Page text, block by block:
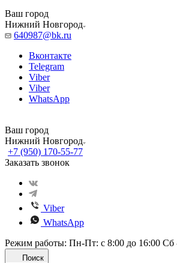
Ваш город
Нижний Новгород
640987@bk.ru
Вконтакте
Telegram
Viber
Viber
WhatsApp
Ваш город
Нижний Новгород
+7 (950) 170-55-77
Заказать звонок
Viber
WhatsApp
Режим работы: Пн-Пт: с 8:00 до 16:00
Поиск